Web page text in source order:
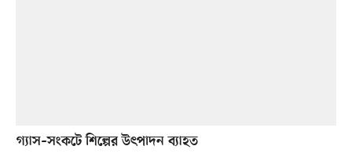
গ্যাস–সংকটে শিল্পের উৎপাদন ব্যাহত